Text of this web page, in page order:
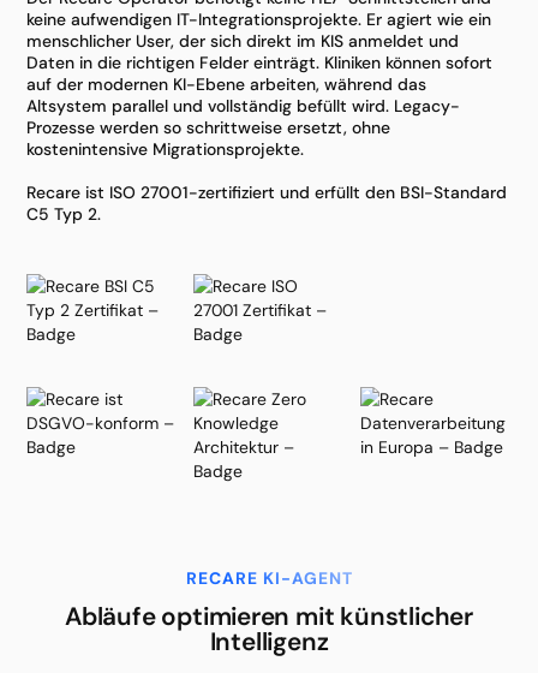
keine aufwendigen IT-Integrationsprojekte. Er agiert wie ein
menschlicher User, der sich direkt im KIS anmeldet und
Daten in die richtigen Felder einträgt. Kliniken können sofort
auf der modernen KI-Ebene arbeiten, während das
Altsystem parallel und vollständig befüllt wird. Legacy-
Prozesse werden so schrittweise ersetzt, ohne
kostenintensive Migrationsprojekte.
Recare ist ISO 27001-zertifiziert und erfüllt den BSI-Standard
C5 Typ 2.
RECARE KI-AGENT
Abläufe optimieren mit künstlicher
Intelligenz